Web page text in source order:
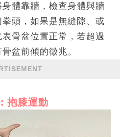
體靠牆，檢查身體與牆
頭，如果是無縫隙、或
骨盆位置正常，若超過
盆前傾的徵兆。
抱膝運動